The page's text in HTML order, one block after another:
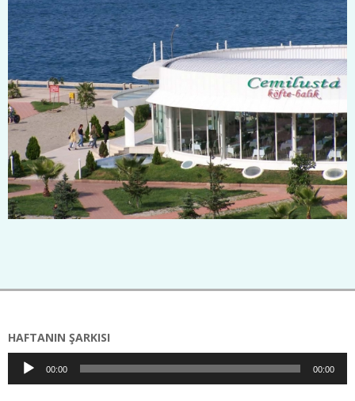
03-
HAFTANIN ŞARKISI
Ses
oynatıcı
00:00 00:00